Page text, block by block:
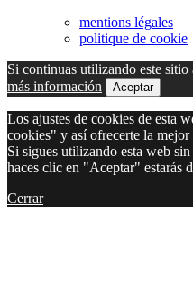
mentions légales
politique de cookie
Si continuas utilizando este sitio
más información
Aceptar
Los ajustes de cookies de esta
cookies" y así ofrecerte la
Si sigues utilizando esta web
haces clic en "Aceptar" estarás
Cerrar